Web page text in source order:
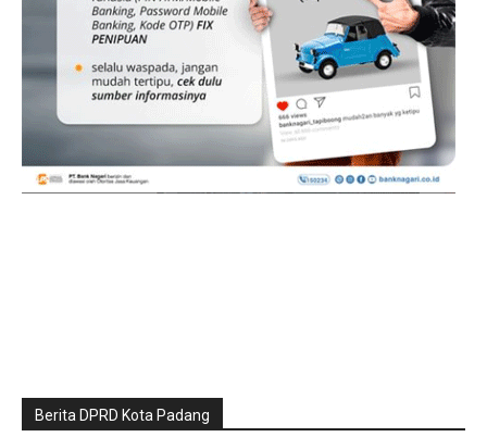
Berita DPRD Kota Padang